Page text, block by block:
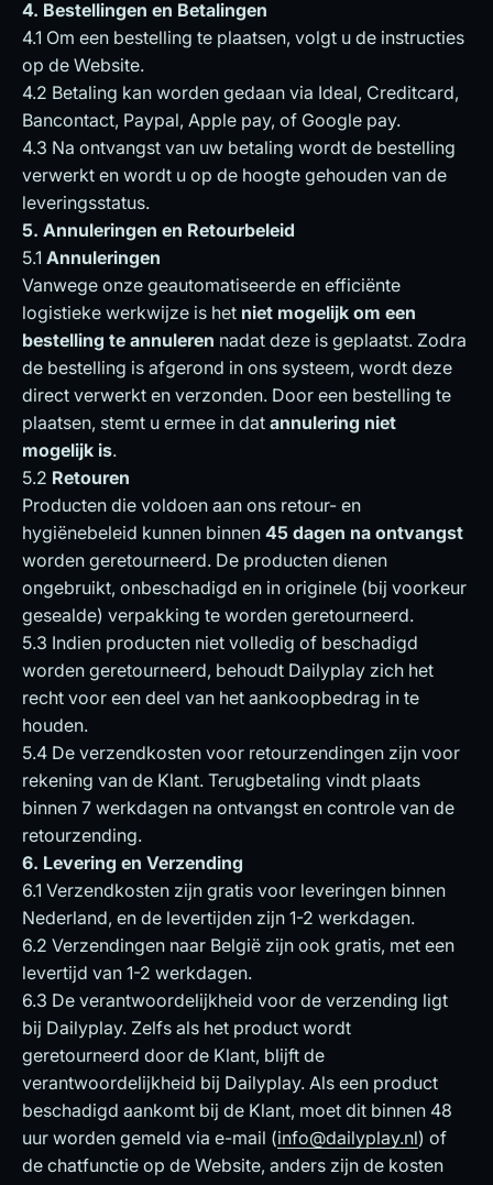
4. Bestellingen en Betalingen
4.1 Om een bestelling te plaatsen, volgt u de instructies
op de Website.
4.2 Betaling kan worden gedaan via Ideal, Creditcard,
Bancontact, Paypal, Apple pay, of Google pay.
4.3 Na ontvangst van uw betaling wordt de bestelling
verwerkt en wordt u op de hoogte gehouden van de
leveringsstatus.
5. Annuleringen en Retourbeleid
5.1 Annuleringen
Vanwege onze geautomatiseerde en efficiënte
logistieke werkwijze is het niet mogelijk om een
bestelling te annuleren nadat deze is geplaatst. Zodra
de bestelling is afgerond in ons systeem, wordt deze
direct verwerkt en verzonden. Door een bestelling te
plaatsen, stemt u ermee in dat annulering niet
mogelijk is.
5.2 Retouren
Producten die voldoen aan ons retour- en
hygiënebeleid kunnen binnen 45 dagen na ontvangst
worden geretourneerd. De producten dienen
ongebruikt, onbeschadigd en in originele (bij voorkeur
gesealde) verpakking te worden geretourneerd.
5.3 Indien producten niet volledig of beschadigd
worden geretourneerd, behoudt Dailyplay zich het
recht voor een deel van het aankoopbedrag in te
houden.
5.4 De verzendkosten voor retourzendingen zijn voor
rekening van de Klant. Terugbetaling vindt plaats
binnen 7 werkdagen na ontvangst en controle van de
retourzending.
6. Levering en Verzending
6.1 Verzendkosten zijn gratis voor leveringen binnen
Nederland, en de levertijden zijn 1-2 werkdagen.
6.2 Verzendingen naar België zijn ook gratis, met een
levertijd van 1-2 werkdagen.
6.3 De verantwoordelijkheid voor de verzending ligt
bij Dailyplay. Zelfs als het product wordt
geretourneerd door de Klant, blijft de
verantwoordelijkheid bij Dailyplay. Als een product
beschadigd aankomt bij de Klant, moet dit binnen 48
uur worden gemeld via e-mail (info@dailyplay.nl) of
de chatfunctie op de Website, anders zijn de kosten